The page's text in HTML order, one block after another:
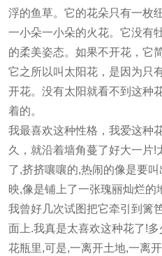
浮的鱼草。它的花朵只有一枚
一小朵一小朵的火花。它没有
的柔美姿态。如果不开花，它
它之所以叫太阳花，是因为只
开花。没有太阳就看不到这种
着的。
我最喜欢这种性格，我爱这种
久，就沿着墙角蔓了好大一片!
了,挤挤嚷嚷的,热闹的像是要
映,像是铺上了一张瑰丽灿烂的
我曾好几次试图把它牵引到篱
面上.我真是太喜欢这种花了!
花瓶里,可是,一离开土地,一离